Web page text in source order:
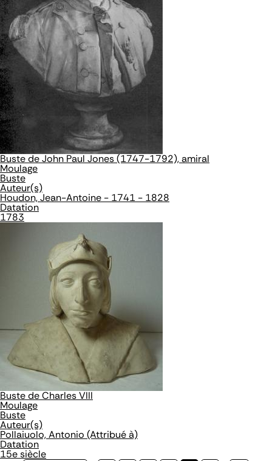
Buste de John Paul Jones (1747-1792), amiral
Moulage
Buste
Auteur(s)
Houdon, Jean-Antoine - 1741 - 1828
Datation
1783
Buste de Charles VIII
Moulage
Buste
Auteur(s)
Pollaiuolo, Antonio (Attribué à)
Datation
15e siècle